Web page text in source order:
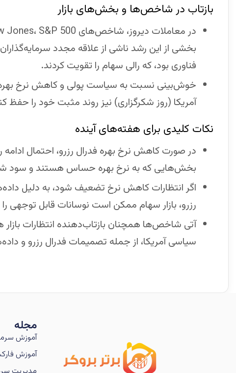
بازتاب در شاخص‌ها و بخش‌های بازار
بخشی از این رشد ناشی از علاقه مجدد
فناوری بود، که رالی سهام را تقویت کردند.
خوش‌بینی نسبت به سیاست پولی و کاهش نرخ
آمریکا (روز شکرگزاری) نیز روند مثبت خود را حفظ
نکات کلیدی برای هفته‌های آینده
در صورت کاهش نرخ بهره فدرال رزرو، احتمال ادامه
بخش‌هایی که به نرخ بهره حساس هستند و سود
اگر انتظارات کاهش نرخ تضعیف شود، به دلیل
رزرو، بازار سهام ممکن است نوسانات قابل توجهی
آتی شاخص‌ها همچنان بازتاب‌دهنده انتظارات بازار
سیاسی آمریکا، از جمله تصمیمات فدرال رزرو و
مجله
آموزش
آموزش